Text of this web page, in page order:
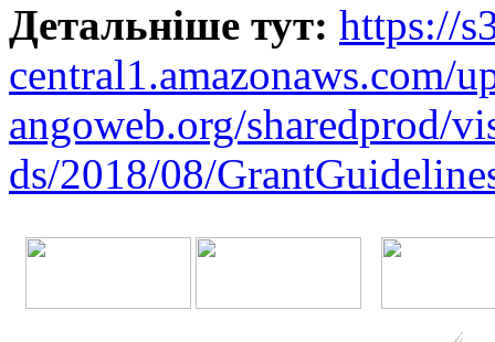
Детальніше тут: https://
central1.amazonaws.com/
angoweb.org/sharedprod/
ds/2018/08/